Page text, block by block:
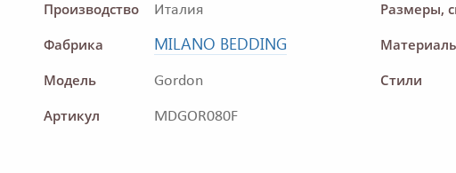
Производство Италия
Фабрика MILANO BEDDING
Модель Gordon
Артикул MDGOR080F
Размеры,
Стили